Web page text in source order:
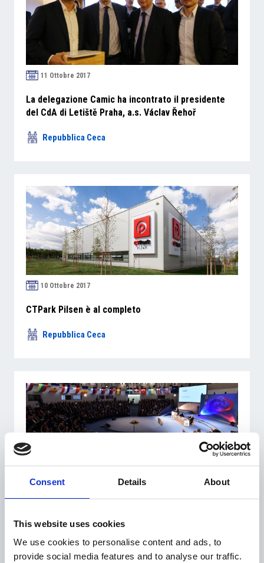
Consent Details About
This website uses cookies
We use cookies to personalise content and ads, to
provide social media features and to analyse our traffic.
11 Ottobre 2017
La delegazione Camic ha incontrato il presidente
del CdA di Letiště Praha, a.s. Václav Řehoř
Repubblica Ceca
10 Ottobre 2017
CTPark Pilsen è al completo
Repubblica Ceca
10 Ottobre 2017
le venti economie più competitive al mondo”
Overview Economica